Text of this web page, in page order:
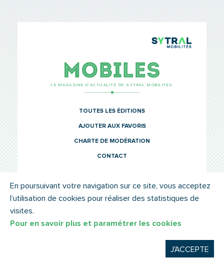
LE MAGAZINE D’ACTUALITÉ DE SYTRAL MOBILITÉS
TOUTES LES ÉDITIONS
AJOUTER AUX FAVORIS
CHARTE DE MODÉRATION
CONTACT
© SYTRAL MOBILITÉS 2022 MENTIONS LÉGALES
En poursuivant votre navigation sur ce site, vous acceptez
l’utilisation de cookies pour réaliser des statistiques de
visites.
Pour en savoir plus et paramétrer les cookies
J'ACCEPTE